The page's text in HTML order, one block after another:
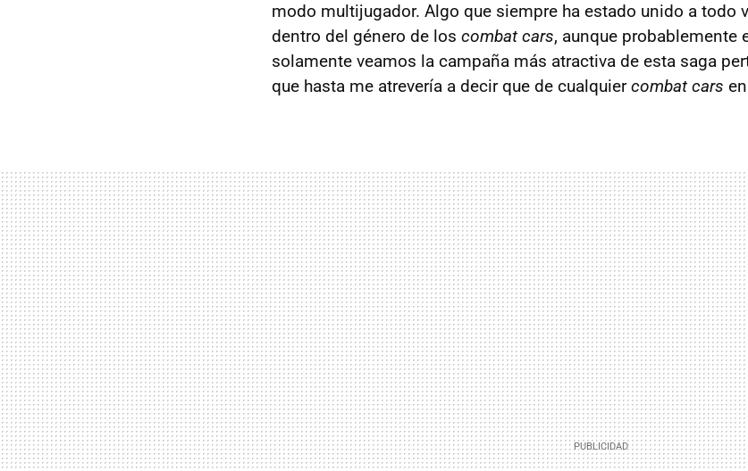
modo multijugador. Algo que siempre ha estado unido a todo
dentro del género de los combat cars, aunque probablemente
solamente veamos la campaña más atractiva de esta saga
que hasta me atrevería a decir que de cualquiercombat cars